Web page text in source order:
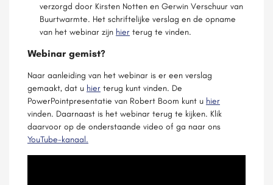
verzorgd door Kirsten Notten en Gerwin Verschuur van
Buurtwarmte. Het schriftelijke verslag en de opname
van het webinar zijn hier terug te vinden.
Webinar gemist?
Naar aanleiding van het webinar is er een verslag
gemaakt, dat u hier terug kunt vinden. De
PowerPointpresentatie van Robert Boom kunt u hier
vinden. Daarnaast is het webinar terug te kijken. Klik
daarvoor op de onderstaande video of ga naar ons
YouTube-kanaal.